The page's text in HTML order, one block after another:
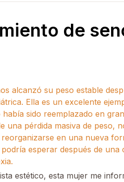
de
alcanzó su peso estable
Ella es un excelente
sido reemplazado en
una pérdida masiva de peso,
en una nueva
esperar después de una
estético, esta mujer me